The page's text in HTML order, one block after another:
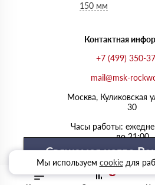
150 мм
Контактная
+7 (499) 350-
mail@msk-
Москва, Куликовская
30
Часы работы:
до 21:00
Свяжемся когда
Выберите
Мы используем cookieдля